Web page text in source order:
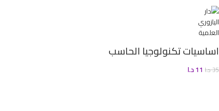
اساسيات تكنولوجيا الحاسب
35د.ا 11د.ا